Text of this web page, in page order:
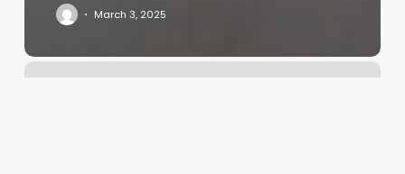
March 3, 2025
Sylva